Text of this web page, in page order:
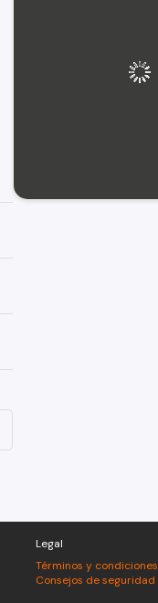
Legal
Términos y condiciones
Consejos de seguridad